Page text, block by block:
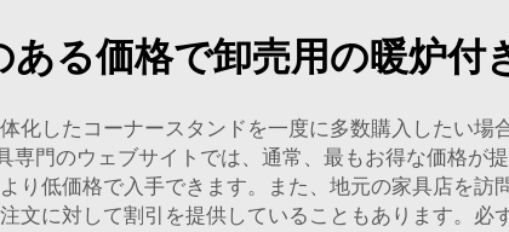
ある価格で卸売用の暖炉
化したコーナースタンドを一度に多数購入したい
専門のウェブサイトでは、通常、最もお得な価格
り低価格で入手できます。また、地元の家具店を
文に対して割引を提供していることもあります。